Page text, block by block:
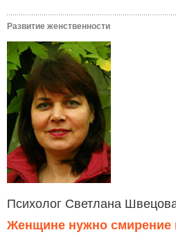
Развитие женственности
Психолог Светлана
Женщине нужно смирение